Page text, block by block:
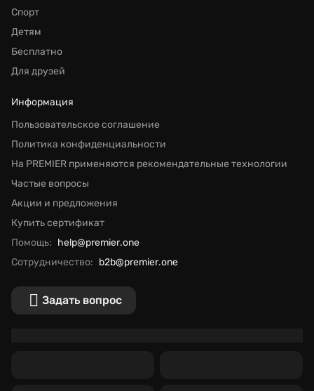
Спорт
Детям
Бесплатно
Для друзей
Информация
Пользовательское соглашение
Политика конфиденциальности
На PREMIER применяются рекомендательные технологии
Частые вопросы
Акции и предложения
Купить сертификат
Помощь: help@premier.one
Сотрудничество: b2b@premier.one
Задать вопрос